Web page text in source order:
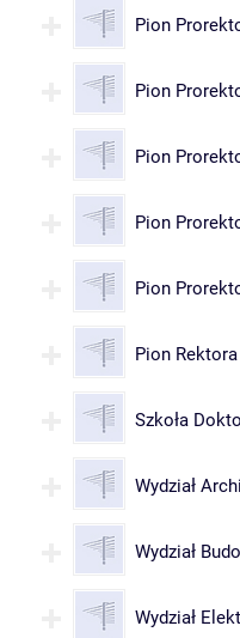
Pion
Pion
Pion
Pion
Pion
Pion Rektora
Szkoła
Wydział
Wydział
Wydział